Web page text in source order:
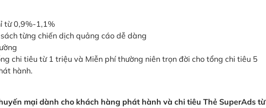
từ 0,9%-1,1%
từng chiến dịch quảng cáo dễ dàng
chi tiêu từ 1 triệu và Miễn phí thường niên trọn đời cho tổng chi tiêu 5
hành.
mại dành cho khách hàng phát hành và chi tiêu Thẻ SuperAds từ